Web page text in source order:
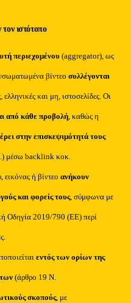
ιστότοπο
περιεχομένου (aggregator), ως
βίντεοσυλλέγονται
ελληνικές και μη, ιστοσελίδες. Οι
από κάθε προβολή, καθώς η
στην επισκεψιμότητά τους
μέσω backlink κοκ.
εικόνας ή βίντεοανήκουν
και φορείς τους, σύμφωνα με
Οδηγία 2019/790 (ΕΕ) περί
εντός των ορίων της
(άρθρο 19 Ν.
σκοπούς, με